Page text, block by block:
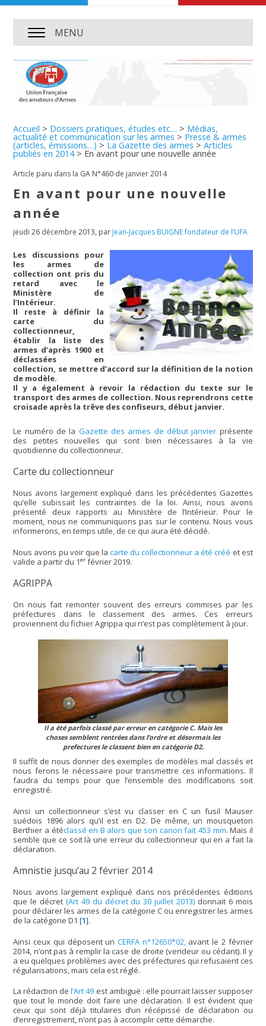
MENU
Accueil > Dossiers pratiques, études etc… > Médias,
actualité et communication sur les armes > Presse & armes
(articles, émissions…) > La Gazette des armes >Articles
publiés en 2014> En avant pour une nouvelle année
Article paru dans la GA N°460 de janvier 2014
En avant pour une nouvelle
année
jeudi 26 décembre 2013, par Jean-Jacques BUIGNE fondateur de l’UFA
Les discussions pour
les armes de
collection ont pris du
retard avec le
Ministère de
l’Intérieur.
Il reste à définir la
carte du
collectionneur,
établir la liste des
armes d’après 1900 et
déclassées en
collection, se mettre d’accord sur la définition de la notion
de modèle.
Il y a également à revoir la rédaction du texte sur le
transport des armes de collection. Nous reprendrons cette
croisade après la trêve des confiseurs, début janvier.
Le numéro de la Gazette des armes de début janvier présente
des petites nouvelles qui sont bien nécessaires à la vie
quotidienne du collectionneur.
Carte du collectionneur
Nous avons largement expliqué dans les précédentes Gazettes
qu’elle subissait les contraintes de la loi. Ainsi, nous avons
présenté deux rapports au Ministère de l’Intérieur. Pour le
moment, nous ne communiquons pas sur le contenu. Nous vous
informerons, en temps utile, de ce qui aura été décidé.
Nous avons pu voir que la carte du collectionneur a été créé et est
valide a partir du 1er février 2019.
AGRIPPA
On nous fait remonter souvent des erreurs commises par les
préfectures dans le classement des armes. Ces erreurs
proviennent du fichier Agrippa qui n’est pas complètement à jour.
Il a été parfois classé par erreur en catégorie C. Mais les
choses semblent rentrées dans l’ordre et désormais les
prefectures le classent bien en catégorie D2.
Il suffit de nous donner des exemples de modèles mal classés et
nous ferons le nécessaire pour transmettre ces informations. Il
faudra du temps pour que l’ensemble des modifications soit
enregistré.
Ainsi un collectionneur s’est vu classer en C un fusil Mauser
suédois 1896 alors qu’il est en D2. De même, un mousqueton
Berthier a étéclassé en B alors que son canon fait 453 mm. Mais il
semble que ce soit là une erreur du collectionneur qui en a fait la
déclaration.
Amnistie jusqu’au 2 février 2014
Nous avons largement expliqué dans nos précédentes éditions
que le décret (Art 49 du décret du 30 juillet 2013) donnait 6 mois
pour déclarer les armes de la catégorie C ou enregistrer les armes
de la catégorie D1 [1].
Ainsi ceux qui déposent un CERFA n°12650*02,avant le 2 février
2014, n’ont pas à remplir la case de droite (vendeur ou cédant). Il y
a eu quelques problèmes avec des préfectures qui refusaient ces
régularisations, mais cela est réglé.
La rédaction del’Art 49 est ambiguë : elle pourrait laisser supposer
que tout le monde doit faire une déclaration. Il est évident que
ceux qui sont déjà titulaires d’un récépissé de déclaration ou
d’enregistrement, n’ont pas à accomplir cette démarche.